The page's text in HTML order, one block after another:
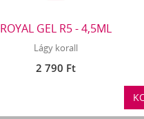
ROYAL GEL R5 - 4,5ML
Lágy korall
2 790 Ft